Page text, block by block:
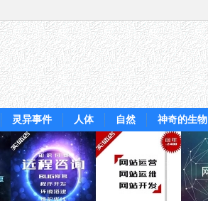
灵异事件 人体 自然 神奇的生物